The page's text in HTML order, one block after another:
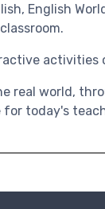
English
activities
real world,
today's